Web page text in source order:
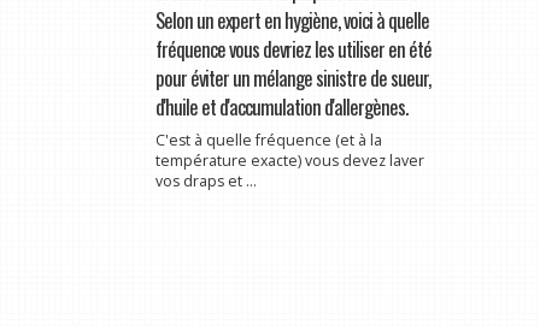
Selon un expert en hygiène, voici à quelle
fréquence vous devriez les utiliser en été
pour éviter un mélange sinistre de sueur,
d'huile et d'accumulation d'allergènes.
C'est à quelle fréquence (et à la
température exacte) vous devez laver
vos draps et ...